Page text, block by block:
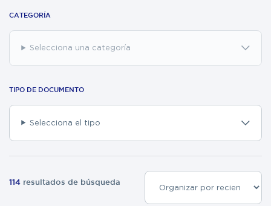
CATEGORÍA
Selecciona una categoría
TIPO DE DOCUMENTO
Selecciona el tipo
114 resultados de búsqueda